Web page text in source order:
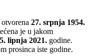
27. srpnja 1954.
je u jakom
lipnja 2021. godine.
prosinca iste godine.